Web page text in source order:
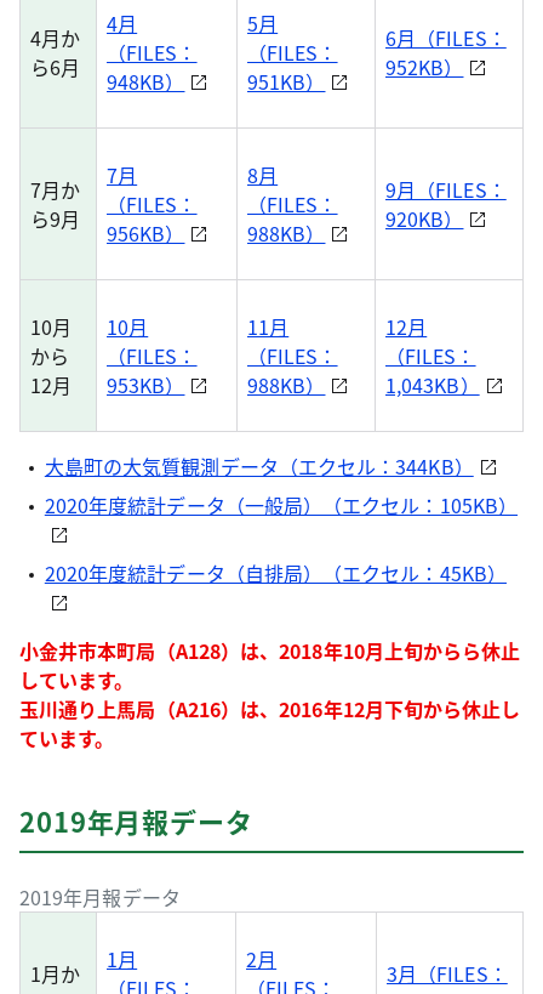
4月か
ら6月
4月
（FILES：
948KB）
5月
（FILES：
951KB）
6月（FILES：
952KB）
7月か
ら9月
7月
（FILES：
956KB）
8月
（FILES：
988KB）
9月（FILES：
920KB）
10月
から
12月
10月
（FILES：
953KB）
11月
（FILES：
988KB）
12月
（FILES：
1,043KB）
大島町の大気質観測データ（エクセル：344KB）
2020年度統計データ（一般局）（エクセル：105KB）
2020年度統計データ（自排局）（エクセル：45KB）
小金井市本町局（A128）は、2018年10月上旬からら休止
しています。
玉川通り上馬局（A216）は、2016年12月下旬から休止し
ています。
2019年月報データ
2019年月報データ
1月か
1月
（FILES：
2月
（FILES：
3月（FILES：